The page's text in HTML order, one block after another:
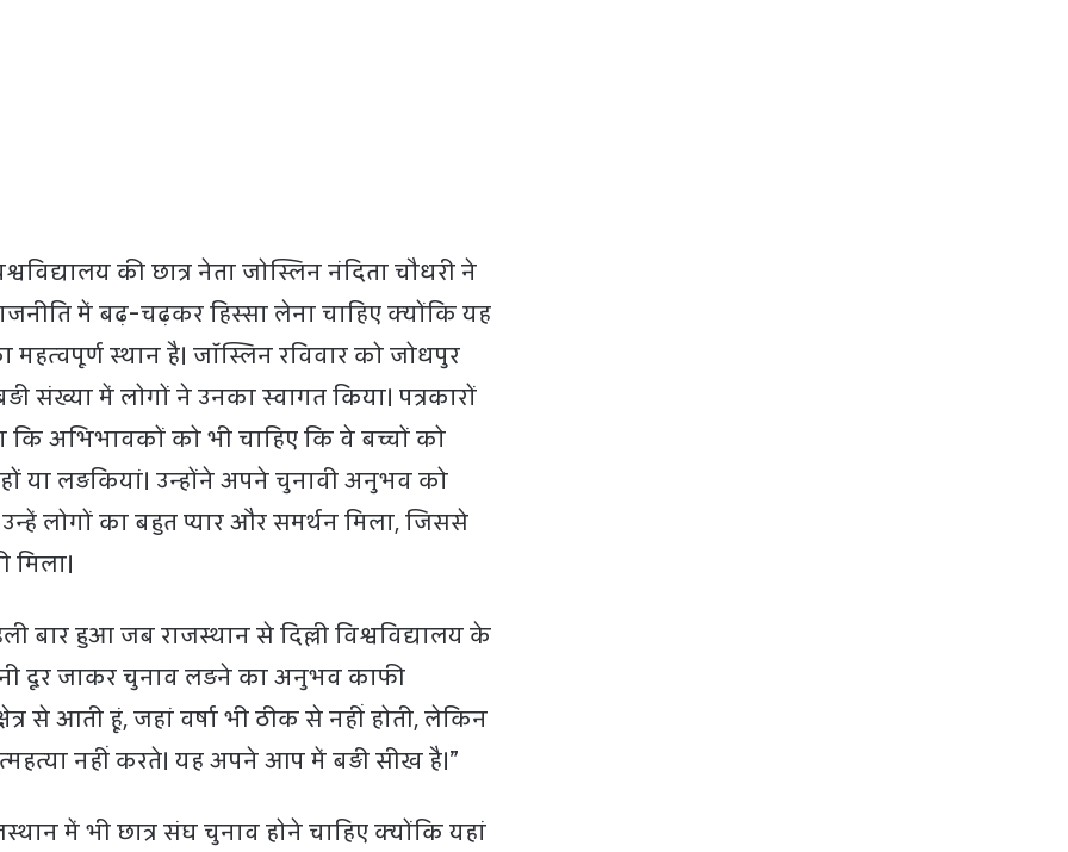
की छात्र नेता जोस्लिन नंदिता चौधरी ने
में बढ़-चढ़कर हिस्सा लेना चाहिए क्योंकि यह
महत्वपूर्ण स्थान है। जॉस्लिन रविवार को जोधपुर
संख्या में लोगों ने उनका स्वागत किया। पत्रकारों
कि अभिभावकों को भी चाहिए कि वे बच्चों को
या लड़कियां। उन्होंने अपने चुनावी अनुभव को
लोगों का बहुत प्यार और समर्थन मिला, जिससे
बार हुआ जब राजस्थान से दिल्ली विश्वविद्यालय के
दूर जाकर चुनाव लड़ने का अनुभव काफी
से आती हूं, जहां वर्षा भी ठीक से नहीं होती, लेकिन
नहीं करते। यह अपने आप में बड़ी सीख है।”
में भी छात्र संघ चुनाव होने चाहिए क्योंकि यहां